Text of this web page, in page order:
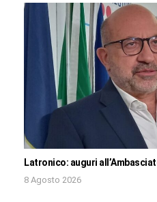
Latronico: auguri
8 Agosto 2026